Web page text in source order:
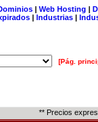
| Web Hosting |
| Industrias |
[Pág.
** Precios